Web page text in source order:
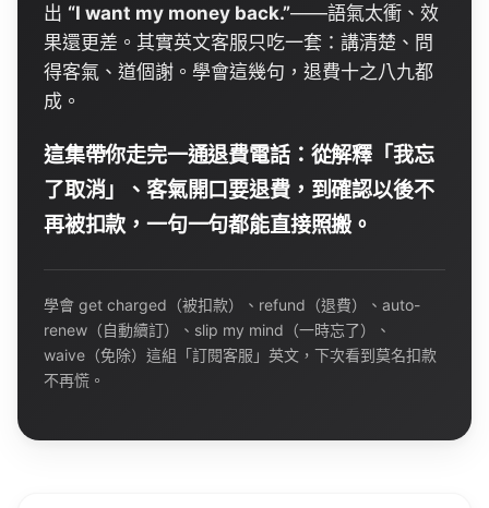
出 “I want my money back.”——語氣太衝、效
果還更差。其實英文客服只吃一套：講清楚、問
得客氣、道個謝。學會這幾句，退費十之八九都
成。
這集帶你走完一通退費電話：從解釋「我忘
了取消」、客氣開口要退費，到確認以後不
再被扣款，一句一句都能直接照搬。
學會 get charged （被扣款）、 refund （退費）、 auto-
renew （自動續訂）、 slip my mind （一時忘了）、
waive （免除）這組「訂閱客服」英文，下次看到莫名扣款
不再慌。